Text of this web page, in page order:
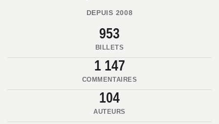
DEPUIS 2008
953
BILLETS
1 147
COMMENTAIRES
104
AUTEURS